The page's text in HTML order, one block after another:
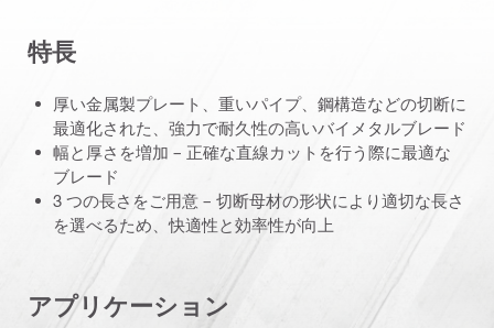
特長
厚い金属製プレート、重いパイプ、鋼構造などの切断に
最適化された、強力で耐久性の高いバイメタルブレード
幅と厚さを増加 – 正確な直線カットを行う際に最適な
ブレード
3 つの長さをご用意 – 切断母材の形状により適切な長さ
を選べるため、快適性と効率性が向上
アプリケーション